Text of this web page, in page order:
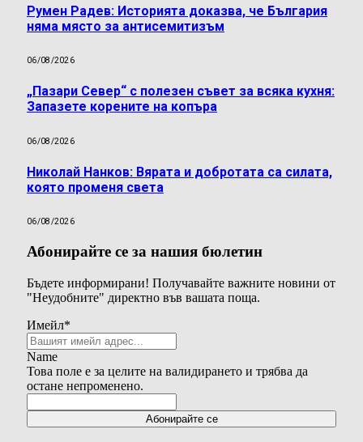
Румен Радев: Историята доказва, че България
няма място за антисемитизъм
06/08/2026
„Пазари Север“ с полезен съвет за всяка кухня:
Запазете корените на копъра
06/08/2026
Николай Нанков: Вярата и добротата са силата,
която променя света
06/08/2026
Абонирайте се за нашия бюлетин
Бъдете информирани! Получавайте важните новини от
"Неудобните" директно във вашата поща.
Имейл*
Name
Това поле е за целите на валидирането и трябва да
остане непроменено.